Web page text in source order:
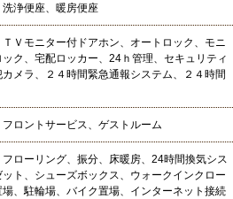
浄便座、暖房便座
Ｖモニター付ドアホン、オートロック、モニ
ク、宅配ロッカー、24ｈ管理、セキュリティ
メラ、２４時間緊急通報システム、２４時間
ロントサービス、ゲストルーム
ローリング、振分、床暖房、24時間換気シス
ト、シューズボックス、ウォークインクロー
、駐輪場、バイク置場、インターネット接続